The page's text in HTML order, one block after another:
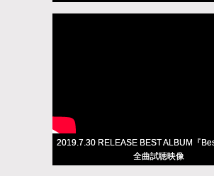
2019.7.30 RELEASE BEST ALBUM『
全曲試聴映像